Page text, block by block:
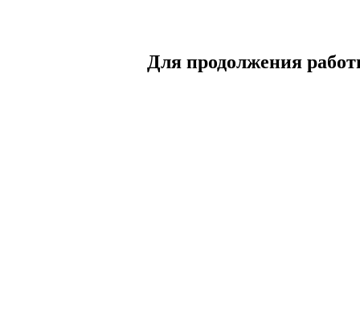
Для продолжения